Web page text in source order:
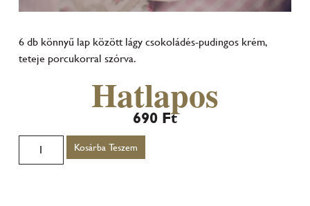
Hatlapos
690 Ft
Kosárba Teszem
6 db könnyű lap között lágy csokoládés-pudingos krém,
teteje porcukorral szórva.